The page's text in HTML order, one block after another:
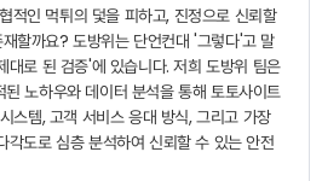
적인 먹튀의 덫을 피하고, 진정으로 신뢰할
할까요? 도방위는 단언컨대 '그렇다'고 말
대로 된 검증'에 있습니다. 저희 도방위 팀은
노하우와 데이터 분석을 통해 토토사이트
스템, 고객 서비스 응대 방식, 그리고 가장
각도로 심층 분석하여 신뢰할 수 있는 안전